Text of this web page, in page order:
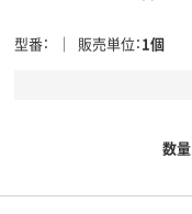
型番 販売単位 1個
数量